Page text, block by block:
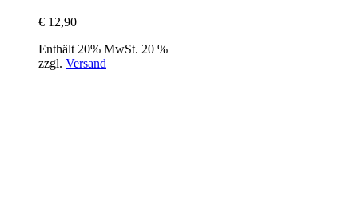
€ 12,90
Enthält 20% MwSt. 20 %
zzgl. Versand